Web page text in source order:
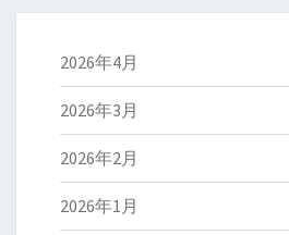
2026年4月
2026年3月
2026年2月
2026年1月